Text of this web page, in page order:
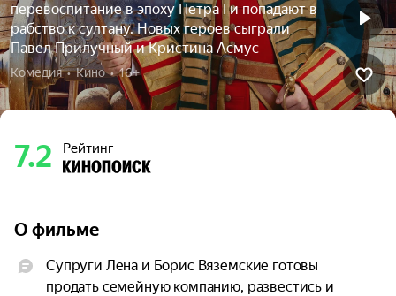
перевоспитание в эпоху Петра I и попадают в
рабство к султану. Новых героев сыграли
Павел Прилучный и Кристина Асмус
Комедия  •  Кино  •  16+
7.2 Рейтинг
О фильме
Супруги Лена и Борис Вяземские готовы
продать семейную компанию, развестись и